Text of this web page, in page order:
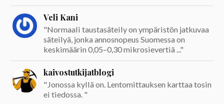
Veli Kani
"Normaali taustasäteily on ympäristön jatkuvaa
säteilyä, jonka annosnopeus Suomessa on
keskimäärin 0,05–0,30 mikrosievertiä ..."
kaivostutkijatblogi
"Jonossa kyllä on. Lentomittauksen karttaa tosin
ei tiedossa. "